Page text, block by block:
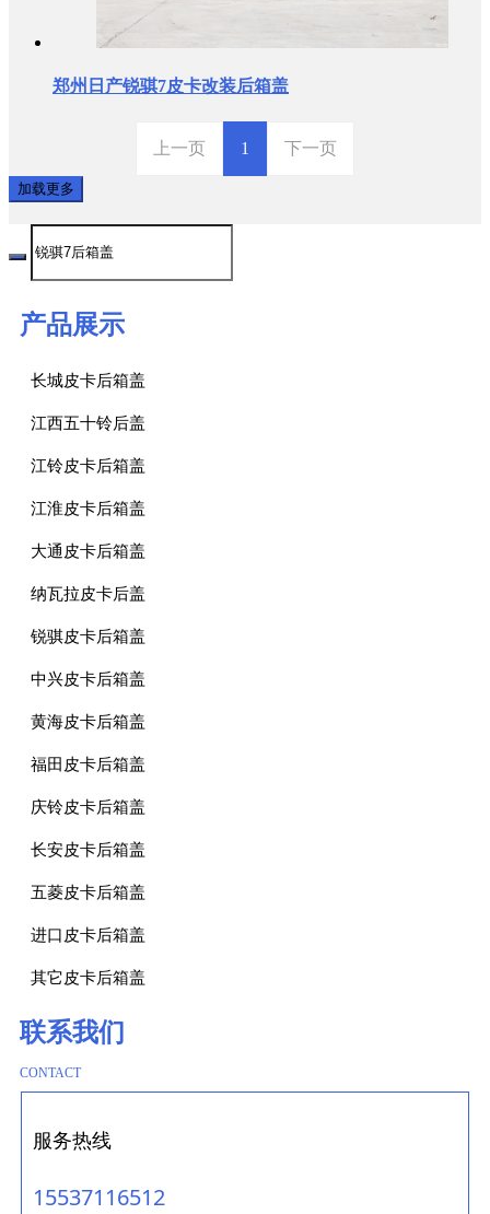
郑州日产锐骐7皮卡改装后箱盖
上一页 1 下一页
加载更多
产品展示
长城皮卡后箱盖
江西五十铃后盖
江铃皮卡后箱盖
江淮皮卡后箱盖
大通皮卡后箱盖
纳瓦拉皮卡后盖
锐骐皮卡后箱盖
中兴皮卡后箱盖
黄海皮卡后箱盖
福田皮卡后箱盖
庆铃皮卡后箱盖
长安皮卡后箱盖
五菱皮卡后箱盖
进口皮卡后箱盖
其它皮卡后箱盖
联系我们
CONTACT
服务热线
15537116512